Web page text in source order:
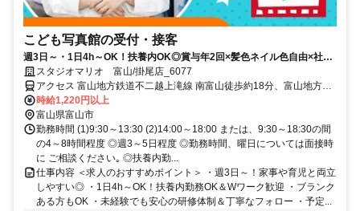
こども写真館の受付・接客
週3日～・1日4h～OK！扶養内OK◎賞与年2回×髪色ネイル色自由×社割
あり！特別な一日を笑顔にするお仕事♪
スタジオマリオ 富山/掛尾店_6077
アクセス 富山地方鉄道不二越上滝線 南富山徒歩約18分、富山地方鉄
道市内線 南富山駅前徒歩約18分、富山地方鉄道市内線 大町（富山
県）徒歩約21分 富山地方鉄道不二越上滝線「南富山駅」徒歩20分
時給1,220円以上
富山県富山市
勤務時間 (1)9:30～13:30 (2)14:00～18:00 または、9:30～18:30の間
の4～8時間程度 ◎週3～5日程度 ◎勤務時間、曜日については面接時
に ご相談ください｡ ◎扶養内勤...
仕事内容 ＜求人のおすすめポイント＞ ・週3日～！家事や育児と両立
しやすい◎ ・1日4h～OK！扶養内勤務OK＆Wワーク歓迎 ・ブランク
ある方もOK ・未経験でも安心の研修体制＆丁寧なフォロー ・予定...